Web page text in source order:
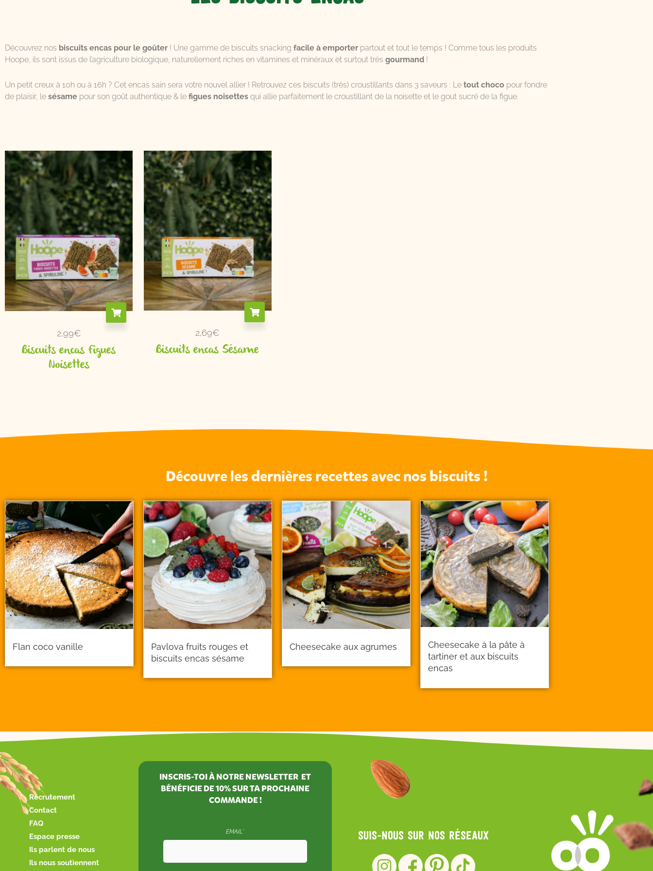
Découvrez nos biscuits encas pour le goûter ! Une gamme de biscuits snacking facile à emporter partout et tout le temps ! Comme tous les produits
Hoope, ils sont issus de l’agriculture biologique, naturellement riches en vitamines et minéraux et surtout très gourmand !
Un petit creux à 10h ou à 16h ? Cet encas sain sera votre nouvel allier ! Retrouvez ces biscuits (très) croustillants dans 3 saveurs : Le tout choco pour fondre
de plaisir, le sésame pour son goût authentique & le figues noisettes qui allie parfaitement le croustillant de la noisette et le gout sucré de la figue.
2,99€
Biscuits encas Figues
Noisettes
2,69€
Biscuits encas Sésame
Découvre les dernières recettes avec nos biscuits !
Flan coco vanille
Pavlova fruits rouges et
biscuits encas sésame
Cheesecake aux agrumes
Cheesecake à la pâte à
tartiner et aux biscuits
encas
Recrutement
Contact
FAQ
Espace presse
Ils parlent de nous
Ils nous soutiennent
INSCRIS-TOI À NOTRE NEWSLETTER ET
BÉNÉFICIE DE10%SUR TA PROCHAINE
COMMANDE !
EMAIL* Suis-nous sur nos réseaux